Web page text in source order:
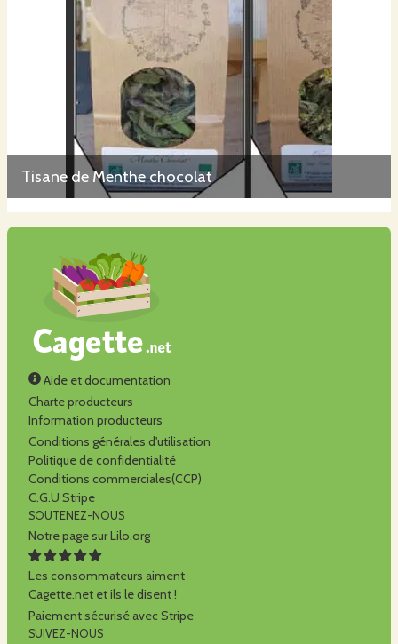
Tisane de Menthe chocolat
Aide et documentation
Charte producteurs
Information producteurs
Conditions générales d'utilisation
Politique de confidentialité
Conditions commerciales(CCP)
C.G.U Stripe
SOUTENEZ-NOUS
Notre page sur Lilo.org
Les consommateurs aiment
Cagette.net et ils le disent !
Paiement sécurisé avec Stripe
SUIVEZ-NOUS